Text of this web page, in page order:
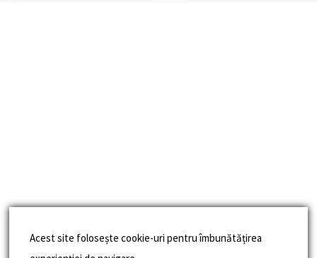
Acest site folosește cookie-uri pentru îmbunătățirea